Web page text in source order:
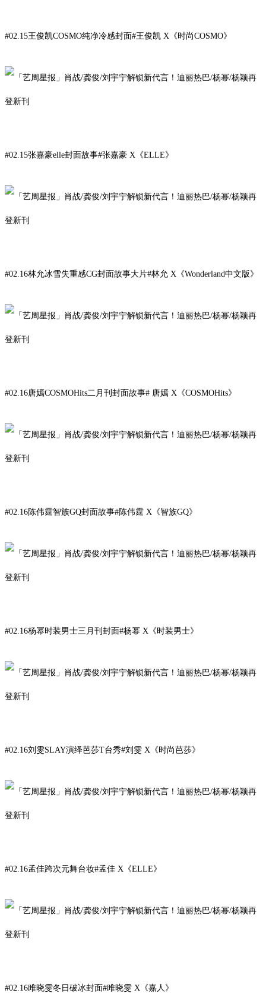
#02.15王俊凯COSMO纯净冷感封面#王俊凯 X 《时尚COSMO》
#02.15张嘉豪elle封面故事#张嘉豪 X《ELLE》
#02.16林允冰雪失重感CG封面故事大片#林允 X 《Wonderland中文版》
#02.16唐嫣COSMOHits二月刊封面故事# 唐嫣 X《COSMOHits》
#02.16陈伟霆智族GQ封面故事#陈伟霆 X 《智族GQ》
#02.16杨幂时装男士三月刊封面#杨幂 X《 时装男士》
#02.16刘雯SLAY演绎芭莎T台秀#刘 雯 X 《时尚芭莎》
#02.16孟佳跨次元舞台妆#孟佳 X 《ELLE》
#02.16雎晓雯冬日破冰封面#雎晓雯 X 《嘉人》